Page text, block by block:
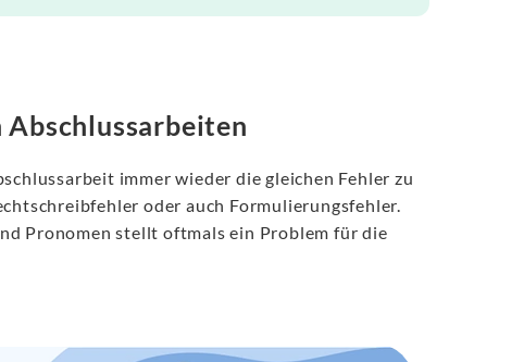
immer wieder die gleichen Fehler zu
oder auch Formulierungsfehler.
Pronomen stellt oftmals ein Problem für die